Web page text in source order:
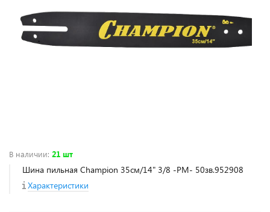
В наличии: 21 шт
Шина пильная Champion 35см/14" 3/8 -РМ- 50зв.952908
Характеристики